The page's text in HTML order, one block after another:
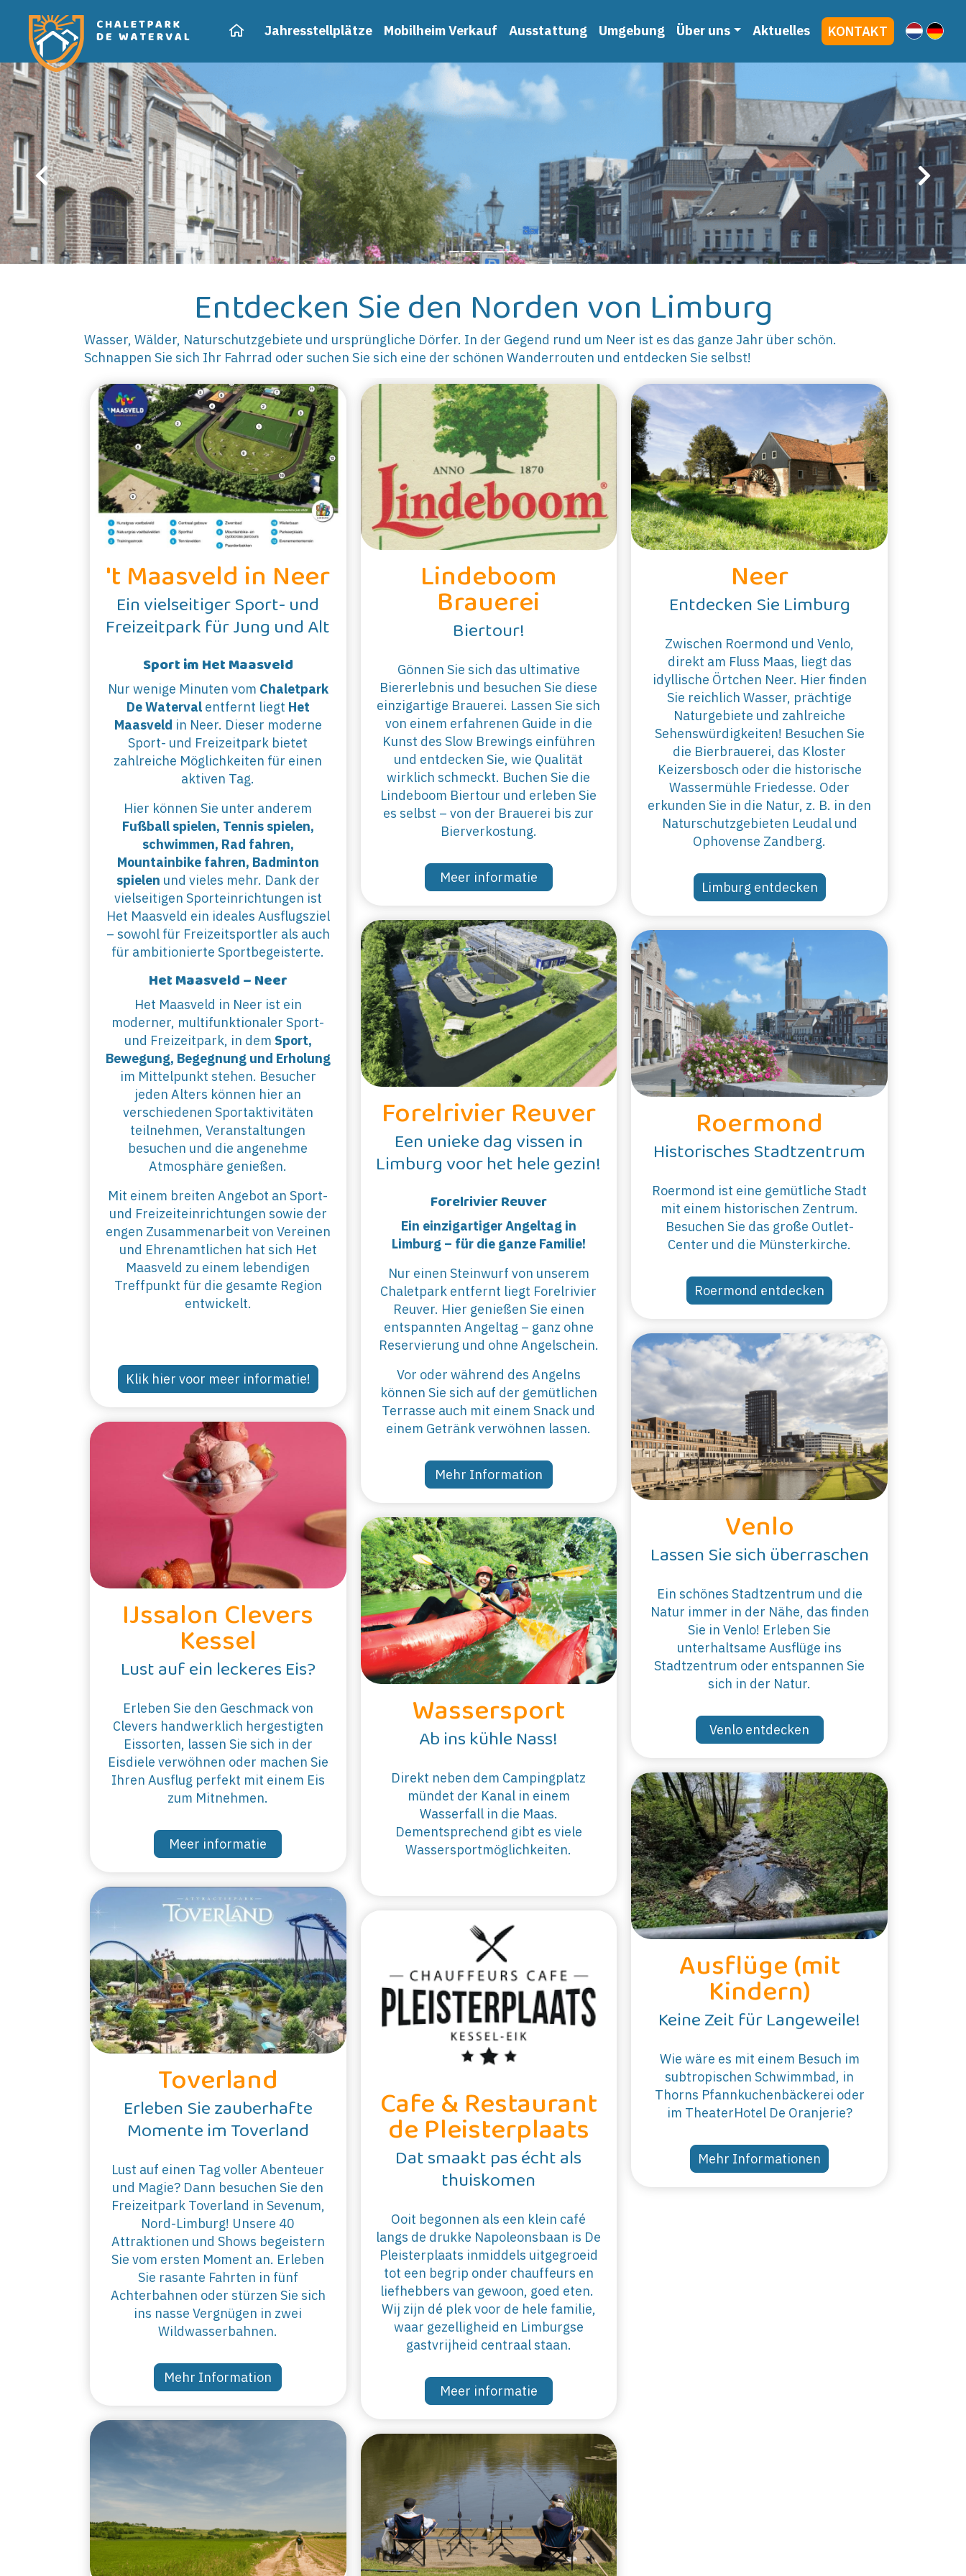
Home Jahresstellplätze Mobilheim Verkauf Ausstattung Umgebung Über uns Aktuelles KONTAKT
Entdecken Sie den Norden von Limburg
Wasser, Wälder, Naturschutzgebiete und ursprüngliche Dörfer. In der Gegend rund um Neer ist es das ganze Jahr über schön.
Schnappen Sie sich Ihr Fahrrad oder suchen Sie sich eine der schönen Wanderrouten und entdecken Sie selbst!
't Maasveld in Neer
Ein vielseitiger Sport- und
Freizeitpark für Jung und Alt
Sport im Het Maasveld
Nur wenige Minuten vom Chaletpark
De Watervalentfernt liegt Het
Maasveld in Neer. Dieser moderne
Sport- und Freizeitpark bietet
zahlreiche Möglichkeiten für einen
aktiven Tag.
Hier können Sie unter anderem
Fußball spielen, Tennis spielen,
schwimmen, Rad fahren,
Mountainbike fahren, Badminton
spielen und vieles mehr. Dank der
vielseitigen Sporteinrichtungen ist
Het Maasveld ein ideales Ausflugsziel
– sowohl für Freizeitsportler als auch
für ambitionierte Sportbegeisterte.
Het Maasveld – Neer
Het Maasveld in Neer ist ein
moderner, multifunktionaler Sport-
und Freizeitpark, in dem Sport,
Bewegung, Begegnung und Erholung
im Mittelpunkt stehen. Besucher
jeden Alters können hier an
verschiedenen Sportaktivitäten
teilnehmen, Veranstaltungen
besuchen und die angenehme
Atmosphäre genießen.
Mit einem breiten Angebot an Sport-
und Freizeiteinrichtungen sowie der
engen Zusammenarbeit von Vereinen
und Ehrenamtlichen hat sich Het
Maasveld zu einem lebendigen
Treffpunkt für die gesamte Region
entwickelt.
Klik hier voor meer informatie!
IJssalon Clevers
Kessel
Lust auf ein leckeres Eis?
Erleben Sie den Geschmack von
Clevers handwerklich hergestigten
Eissorten, lassen Sie sich in der
Eisdiele verwöhnen oder machen Sie
Ihren Ausflug perfekt mit einem Eis
zum Mitnehmen.
Meer informatie
Toverland
Erleben Sie zauberhafte
Momente im Toverland
Lust auf einen Tag voller Abenteuer
und Magie? Dann besuchen Sie den
Freizeitpark Toverland in Sevenum,
Nord-Limburg! Unsere 40
Attraktionen und Shows begeistern
Sie vom ersten Moment an. Erleben
Sie rasante Fahrten in fünf
Achterbahnen oder stürzen Sie sich
ins nasse Vergnügen in zwei
Wildwasserbahnen.
Mehr Information
Lindeboom
Brauerei
Biertour!
Gönnen Sie sich das ultimative
Biererlebnis und besuchen Sie diese
einzigartige Brauerei. Lassen Sie sich
von einem erfahrenen Guide in die
Kunst des Slow Brewings einführen
und entdecken Sie, wie Qualität
wirklich schmeckt. Buchen Sie die
Lindeboom Biertour und erleben Sie
es selbst – von der Brauerei bis zur
Bierverkostung.
Meer informatie
Forelrivier Reuver
Een unieke dag vissen in
Limburg voor het hele gezin!
Forelrivier Reuver
Ein einzigartiger Angeltag in
Limburg – für die ganze Familie!
Nur einen Steinwurf von unserem
Chaletpark entfernt liegt Forelrivier
Reuver. Hier genießen Sie einen
entspannten Angeltag – ganz ohne
Reservierung und ohne Angelschein.
Vor oder während des Angelns
können Sie sich auf der gemütlichen
Terrasse auch mit einem Snack und
einem Getränk verwöhnen lassen.
Mehr Information
Wassersport
Ab ins kühle Nass!
Direkt neben dem Campingplatz
mündet der Kanal in einem
Wasserfall in die Maas.
Dementsprechend gibt es viele
Wassersportmöglichkeiten.
Cafe & Restaurant
de Pleisterplaats
Dat smaakt pas écht als
thuiskomen
Ooit begonnen als een klein café
langs de drukke Napoleonsbaan is De
Pleisterplaats inmiddels uitgegroeid
tot een begrip onder chauffeurs en
liefhebbers van gewoon, goed eten.
Wij zijn dé plek voor de hele familie,
waar gezelligheid en Limburgse
gastvrijheid centraal staan.
Meer informatie
Neer
Entdecken Sie Limburg
Zwischen Roermond und Venlo,
direkt am Fluss Maas, liegt das
idyllische Örtchen Neer. Hier finden
Sie reichlich Wasser, prächtige
Naturgebiete und zahlreiche
Sehenswürdigkeiten! Besuchen Sie
die Bierbrauerei, das Kloster
Keizersbosch oder die historische
Wassermühle Friedesse. Oder
erkunden Sie in die Natur, z. B. in den
Naturschutzgebieten Leudal und
Ophovense Zandberg.
Limburg entdecken
Roermond
Historisches Stadtzentrum
Roermond ist eine gemütliche Stadt
mit einem historischen Zentrum.
Besuchen Sie das große Outlet-
Center und die Münsterkirche.
Roermond entdecken
Venlo
Lassen Sie sich überraschen
Ein schönes Stadtzentrum und die
Natur immer in der Nähe, das finden
Sie in Venlo! Erleben Sie
unterhaltsame Ausflüge ins
Stadtzentrum oder entspannen Sie
sich in der Natur.
Venlo entdecken
Ausflüge (mit
Kindern)
Keine Zeit für Langeweile!
Wie wäre es mit einem Besuch im
subtropischen Schwimmbad, in
Thorns Pfannkuchenbäckerei oder
im TheaterHotel De Oranjerie?
Mehr Informationen